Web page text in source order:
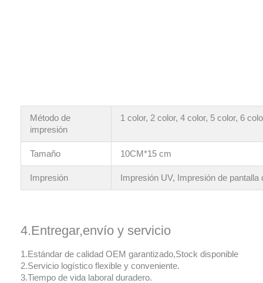
Método de
impresión
1 color, 2 color, 4 color, 5 color, 6
Tamaño 10CM*15 cm
Impresión Impresión UV, Impresión de pantalla
4.Entregar,envío y servicio
1.Estándar de calidad OEM garantizado,Stock disponible
2.Servicio logístico flexible y conveniente.
3.Tiempo de vida laboral duradero.